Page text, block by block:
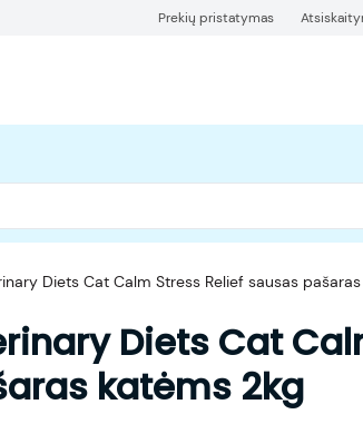
Prekių pristatymas
Diets Cat Calm Stress Relief sausas
Diets Cat
katėms 2kg